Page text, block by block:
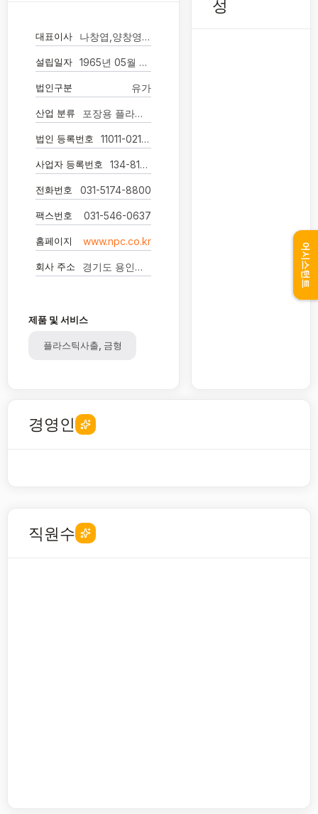
대표이사 나창엽,양창영,심일식(각자 대표이사)
설립일자 1965년 05월 29일
법인구분 유가
산업 분류 포장용 플라스틱 성형용기 제조업
법인 등록번호 11011-0212699
사업자 등록번호 134-81-26904
전화번호 031-5174-8800
팩스번호 031-546-0637
홈페이지 www.npc.co.kr
회사 주소 경기도 용인시 수지구 신수로 785-17 엔피씨(주)
제품 및 서비스
플라스틱사출, 금형
성
경영인
직원수
어시스턴트